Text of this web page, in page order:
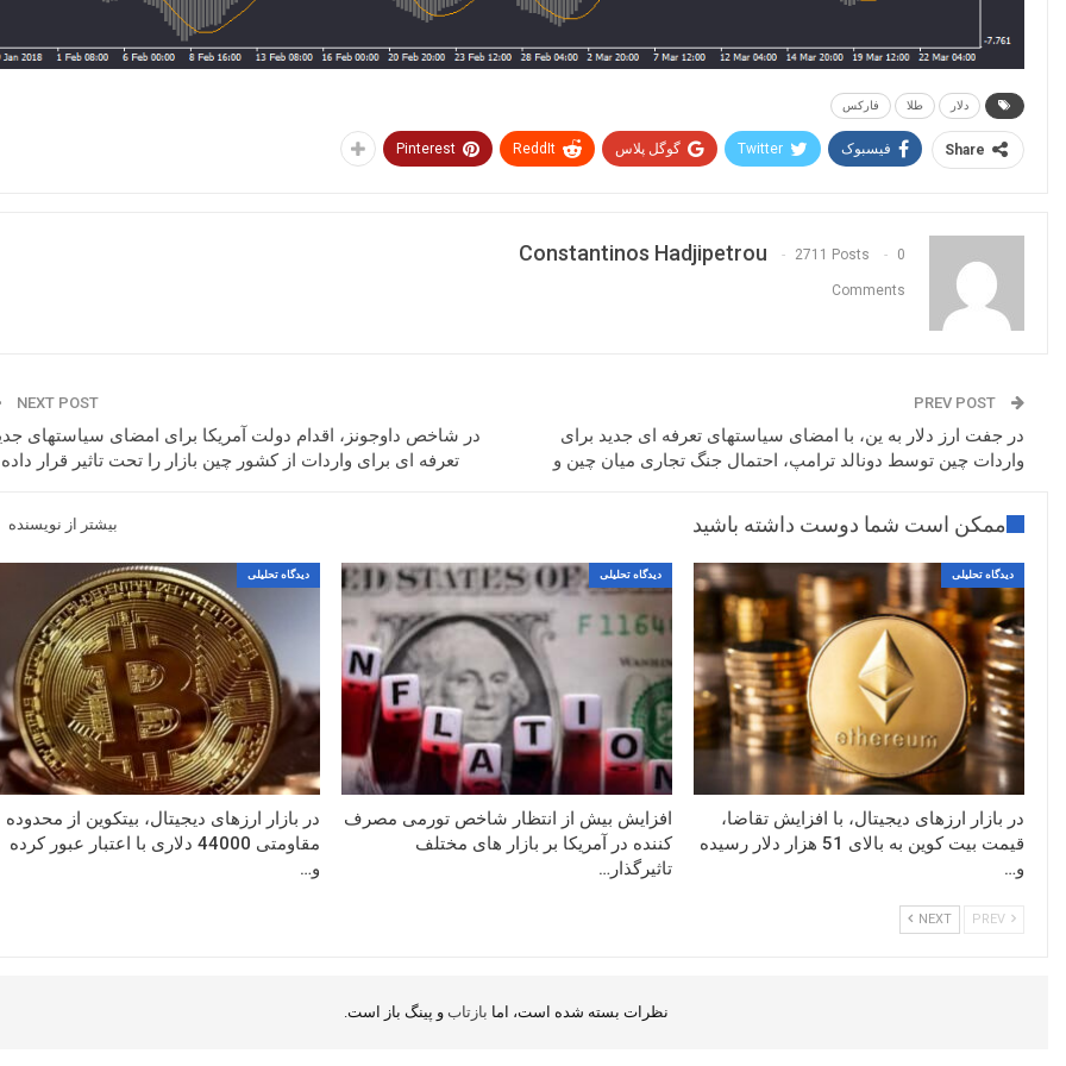
دلار طلا فارکس
Share فیسبوک Twitter گوگل پلاس ReddIt
Pinterest
Constantinos Hadjipetrou 2711 Posts 0
Comments
در جفت ارز دلار به ین، با امضای سیاستهای تعرفه ای جدید برای
واردات چین توسط دونالد ترامپ، احتمال جنگ تجاری میان چین و
NEXT POST
در شاخص داوجونز، اقدام دولت آمریکا برای امضای سیاستهای
تعرفه ای برای واردات از کشور چین بازار را تحت تاثیر قرار
ممکن است شما دوست داشته باشید بیشتر از نویسنده
دیدگاه تحلیلی
در بازار ارزهای دیجیتال، با افزایش تقاضا،
قیمت بیت کوین به بالای 51 هزار دلار رسیده
و…
دیدگاه تحلیلی
افزایش بیش از انتظار شاخص تورمی مصرف
کننده در آمریکا بر بازار های مختلف
تاثیرگذار…
دیدگاه تحلیلی
در بازار ارزهای دیجیتال، بیتکوین از محدوده
مقاومتی 44000 دلاری با اعتبار عبور کرده
و…
NEXT
نظرات بسته شده است، اما بازتاب و پینگ باز است.